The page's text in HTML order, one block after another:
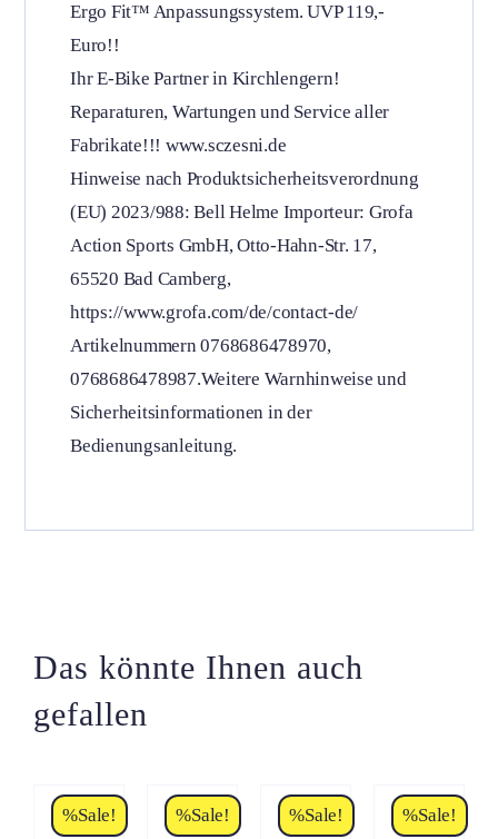
Ergo Fit™ Anpassungssystem. UVP 119,-
Euro!!
Ihr E-Bike Partner in Kirchlengern!
Reparaturen, Wartungen und Service aller
Fabrikate!!! www.sczesni.de
Hinweise nach Produktsicherheitsverordnung
(EU) 2023/988: Bell Helme Importeur: Grofa
Action Sports GmbH, Otto-Hahn-Str. 17,
65520 Bad Camberg,
https://www.grofa.com/de/contact-de/
Artikelnummern 0768686478970,
0768686478987.Weitere Warnhinweise und
Sicherheitsinformationen in der
Bedienungsanleitung.
Das könnte Ihnen auch
gefallen
%Sale!
PRODUKT
DIESES
%Sale!
PRODUKT
DIESES
%Sale!
PRODUKT
DIESES
%Sale!
PRODUKT
DIESES